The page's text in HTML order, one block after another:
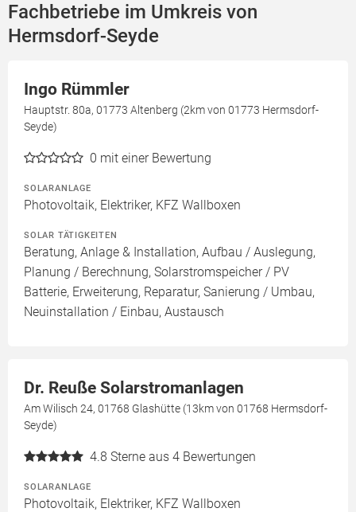
Fachbetriebe im Umkreis von
Hermsdorf-Seyde
Ingo Rümmler
Hauptstr. 80a, 01773 Altenberg (2km von 01773 Hermsdorf-
Seyde)
0 mit einer Bewertung
SOLARANLAGE
Photovoltaik, Elektriker, KFZ Wallboxen
SOLAR TÄTIGKEITEN
Beratung, Anlage & Installation, Aufbau / Auslegung,
Planung / Berechnung, Solarstromspeicher / PV
Batterie, Erweiterung, Reparatur, Sanierung / Umbau,
Neuinstallation / Einbau, Austausch
Dr. Reuße Solarstromanlagen
Am Wilisch 24, 01768 Glashütte (13km von 01768 Hermsdorf-
Seyde)
4.8 Sterne aus 4 Bewertungen
SOLARANLAGE
Photovoltaik, Elektriker, KFZ Wallboxen